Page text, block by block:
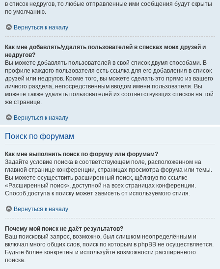
в список недругов, то любые отправленные ими сообщения будут скрыты
по умолчанию.
Вернуться к началу
Как мне добавлять/удалять пользователей в списках моих друзей и
недругов?
Вы можете добавлять пользователей в свой список двумя способами. В
профиле каждого пользователя есть ссылка для его добавления в список
друзей или недругов. Кроме того, вы можете сделать это прямо из вашего
личного раздела, непосредственным вводом имени пользователя. Вы
можете также удалять пользователей из соответствующих списков на той
же странице.
Вернуться к началу
Поиск по форумам
Как мне выполнить поиск по форуму или форумам?
Задайте условие поиска в соответствующем поле, расположенном на
главной странице конференции, страницах просмотра форума или темы.
Вы можете осуществить расширенный поиск, щёлкнув по ссылке
«Расширенный поиск», доступной на всех страницах конференции.
Способ доступа к поиску может зависеть от используемого стиля.
Вернуться к началу
Почему мой поиск не даёт результатов?
Ваш поисковый запрос, возможно, был слишком неопределённым и
включал много общих слов, поиск по которым в phpBB не осуществляется.
Будьте более конкретны и используйте возможности расширенного
поиска.